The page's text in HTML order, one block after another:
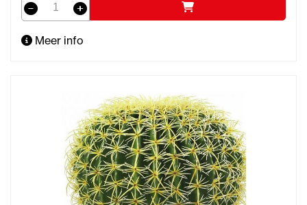
Meer info